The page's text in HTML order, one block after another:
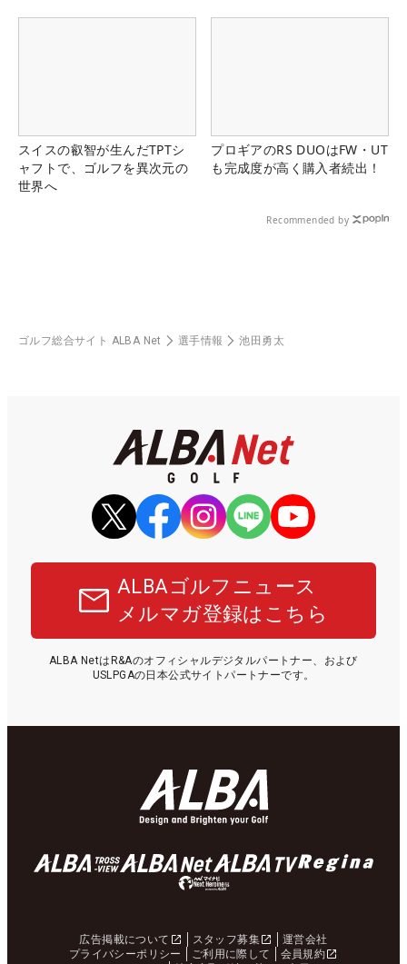
スイスの叡智が生んだTPTシ
ャフトで、ゴルフを異次元の
世界へ
プロギアのRS DUOはFW・UT
も完成度が高く購入者続出！
Recommended by
ゴルフ総合サイト ALBA Net 選手情報 池田勇太
ALBAゴルフニュース
メルマガ登録はこちら
ALBA NetはR&Aのオフィシャルデジタルパートナー、および
USLPGAの日本公式サイトパートナーです。
広告掲載について スタッフ募集
運営会社
プライバシーポリシー
ご利用に際して
会員規約